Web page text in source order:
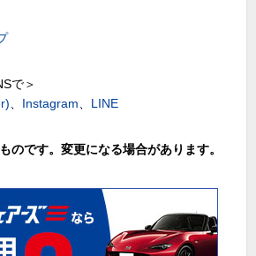
で＞
Instagram LINE
のです。変更になる場合があります。